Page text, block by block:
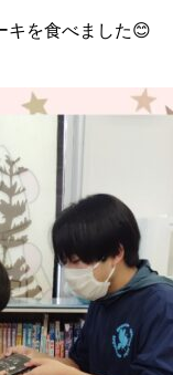
キを食べました😊